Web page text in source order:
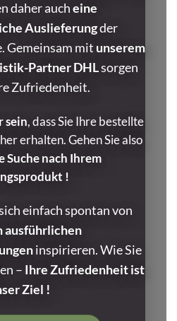
daher aucheine
Auslieferungder
Gemeinsam mit unserem
Partner DHLsorgen
Zufriedenheit.
sein, dass Sie Ihre bestellte
erhalten. Gehen Sie also
Suche nach Ihrem
!
einfach spontan von
ausführlichen
inspirieren. Wie Sie
– Ihre Zufriedenheit ist
Ziel !